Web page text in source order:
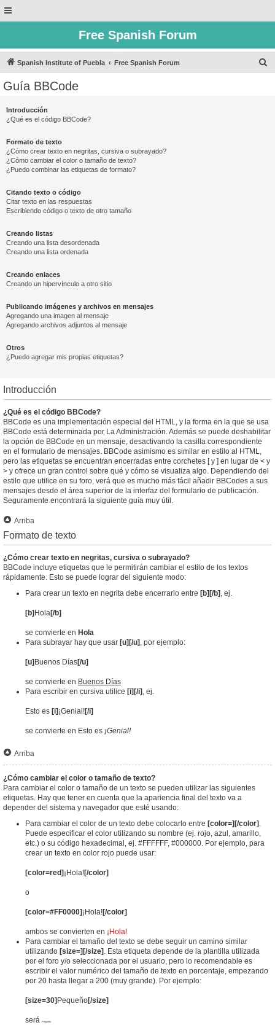
Free Spanish Forum
Spanish Institute of Puebla Free Spanish Forum
Guía BBCode
Introducción
¿Qué es el código BBCode?
Formato de texto
¿Cómo crear texto en negritas, cursiva o subrayado?
¿Cómo cambiar el color o tamaño de texto?
¿Puedo combinar las etiquetas de formato?
Citando texto o código
Citar texto en las respuestas
Escribiendo código o texto de otro tamaño
Creando listas
Creando una lista desordenada
Creando una lista ordenada
Creando enlaces
Creando un hipervínculo a otro sitio
Publicando imágenes y archivos en mensajes
Agregando una imagen al mensaje
Agregando archivos adjuntos al mensaje
Otros
¿Puedo agregar mis propias etiquetas?
Introducción
¿Qué es el código BBCode?
BBCode es una implementación especial del HTML, y la forma en la que se usa
BBCode está determinada por La Administración. Además se puede deshabilitar
la opción de BBCode en un mensaje, desactivando la casilla correspondiente
en el formulario de mensajes. BBCode asimismo es similar en estilo al HTML,
pero las etiquetas se encuentran encerradas entre corchetes [ y ] en lugar de < y
> y ofrece un gran control sobre qué y cómo se visualiza algo. Dependiendo del
estilo que utilice en su foro, verá que es mucho más fácil añadir BBCodes a sus
mensajes desde el área superior de la interfaz del formulario de publicación.
Seguramente encontrará la siguiente guía muy útil.
Arriba
Formato de texto
¿Cómo crear texto en negritas, cursiva o subrayado?
BBCode incluye etiquetas que le permitirán cambiar el estilo de los textos
rápidamente. Esto se puede lograr del siguiente modo:
Para crear un texto en negrita debe encerrarlo entre [b][/b] , ej.
[b]Hola[/b]
se convierte en Hola
Para subrayar hay que usar [u][/u] , por ejemplo:
[u]Buenos Días[/u]
se convierte en Buenos Días
Para escribir en cursiva utilice [i][/i] , ej.
Esto es [i]¡Genial![/i]
se convierte en Esto es ¡Genial!
Arriba
¿Cómo cambiar el color o tamaño de texto?
Para cambiar el color o tamaño de un texto se pueden utilizar las siguientes
etiquetas. Hay que tener en cuenta que la apariencia final del texto va a
depender del sistema y navegador que esté usando:
Para cambiar el color de un texto debe colocarlo entre [color=][/color] .
Puede especificar el color utilizando su nombre (ej. rojo, azul, amarillo,
etc.) o su código hexadecimal, ej. #FFFFFF, #000000. Por ejemplo, para
crear un texto en color rojo puede usar:
[color=red] ¡Hola![/color]
o
[color=#FF0000] ¡Hola![/color]
ambos se convierten en ¡Hola!
Para cambiar el tamaño del texto se debe seguir un camino similar
utilizando [size=][/size] . Esta etiqueta depende de la plantilla utilizada
por el foro y/o seleccionada por el usuario, pero lo recomendable es
escribir el valor numérico del tamaño de texto en porcentaje, empezando
por 20 hasta llegar a 200 (muy grande). Por ejemplo:
[size=30] Pequeño[/size]
será Pequeño